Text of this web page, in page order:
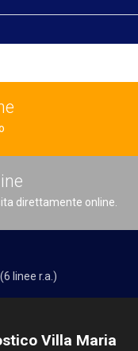
direttamente online.
(6 linee r.a.)
Villa Maria